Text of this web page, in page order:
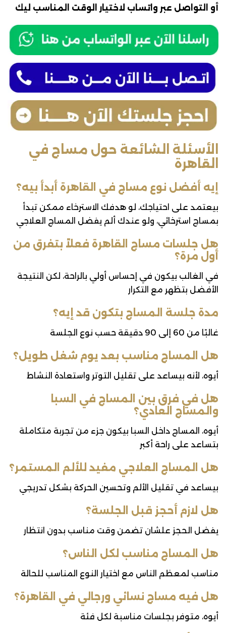
أو التواصل عبر واتساب لاختيار الوقت المناسب ليك
الأسئلة الشائعة حول مساج في
القاهرة
إيه أفضل نوع مساج في القاهرة أبدأ بيه؟
بيعتمد على احتياجك، لو هدفك الاسترخاء ممكن تبدأ
بمساج استرخائي، ولو عندك ألم يفضل المساج العلاجي
هل جلسات مساج القاهرة فعلاً بتفرق من
أول مرة؟
في الغالب بيكون في إحساس أولي بالراحة، لكن النتيجة
الأفضل بتظهر مع التكرار
مدة جلسة المساج بتكون قد إيه؟
غالبًا من 60 إلى 90 دقيقة حسب نوع الجلسة
هل المساج مناسب بعد يوم شغل طويل؟
أيوه، لأنه بيساعد على تقليل التوتر واستعادة النشاط
هل في فرق بين المساج في السبا
والمساج العادي؟
أيوه، المساج داخل السبا بيكون جزء من تجربة متكاملة
بتساعد على راحة أكبر
هل المساج العلاجي مفيد للألم المستمر؟
بيساعد في تقليل الألم وتحسين الحركة بشكل تدريجي
هل لازم أحجز قبل الجلسة؟
يفضل الحجز علشان تضمن وقت مناسب بدون انتظار
هل المساج مناسب لكل الناس؟
مناسب لمعظم الناس مع اختيار النوع المناسب للحالة
هل فيه مساج نسائي ورجالي في القاهرة؟
أيوه، متوفر بجلسات مناسبة لكل فئة